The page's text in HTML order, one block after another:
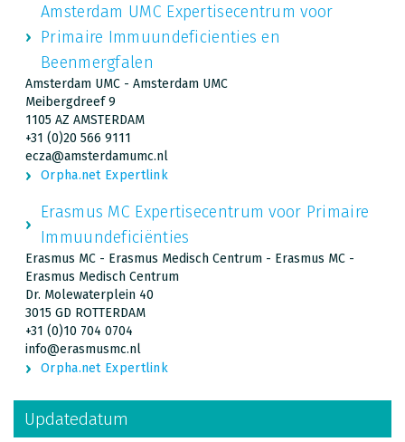
Amsterdam UMC Expertisecentrum voor
Primaire Immuundeficienties en
Beenmergfalen
Amsterdam UMC - Amsterdam UMC
Meibergdreef 9
1105 AZ AMSTERDAM
+31 (0)20 566 9111
ecza@amsterdamumc.nl
Orpha.net Expertlink
Erasmus MC Expertisecentrum voor Primaire
Immuundeficiënties
Erasmus MC - Erasmus Medisch Centrum - Erasmus MC -
Erasmus Medisch Centrum
Dr. Molewaterplein 40
3015 GD ROTTERDAM
+31 (0)10 704 0704
info@erasmusmc.nl
Orpha.net Expertlink
Updatedatum